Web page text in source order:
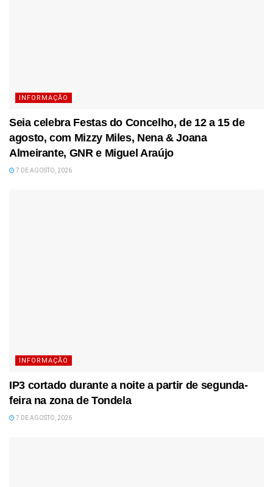
INFORMAÇÃO
Seia celebra Festas do Concelho, de 12 a 15 de
agosto, com Mizzy Miles, Nena & Joana
Almeirante, GNR e Miguel Araújo
7 DE AGOSTO, 2026
INFORMAÇÃO
IP3 cortado durante a noite a partir de segunda-
feira na zona de Tondela
7 DE AGOSTO, 2026